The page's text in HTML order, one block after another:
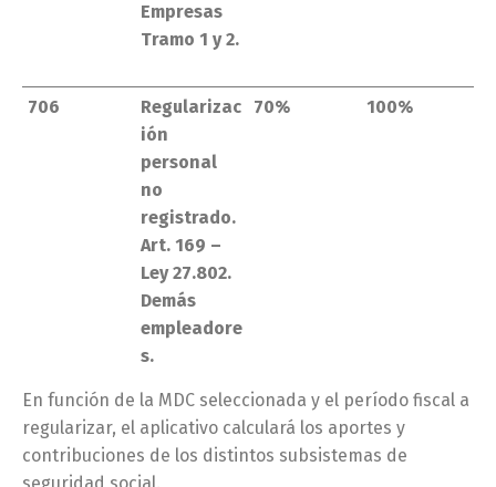
Empresas
Tramo 1 y 2.
706
Regularizac
ión
personal
no
registrado.
Art. 169 –
Ley 27.802.
Demás
empleadore
s.
70% 100%
En función de la MDC seleccionada y el período fiscal a
regularizar, el aplicativo calculará los aportes y
contribuciones de los distintos subsistemas de